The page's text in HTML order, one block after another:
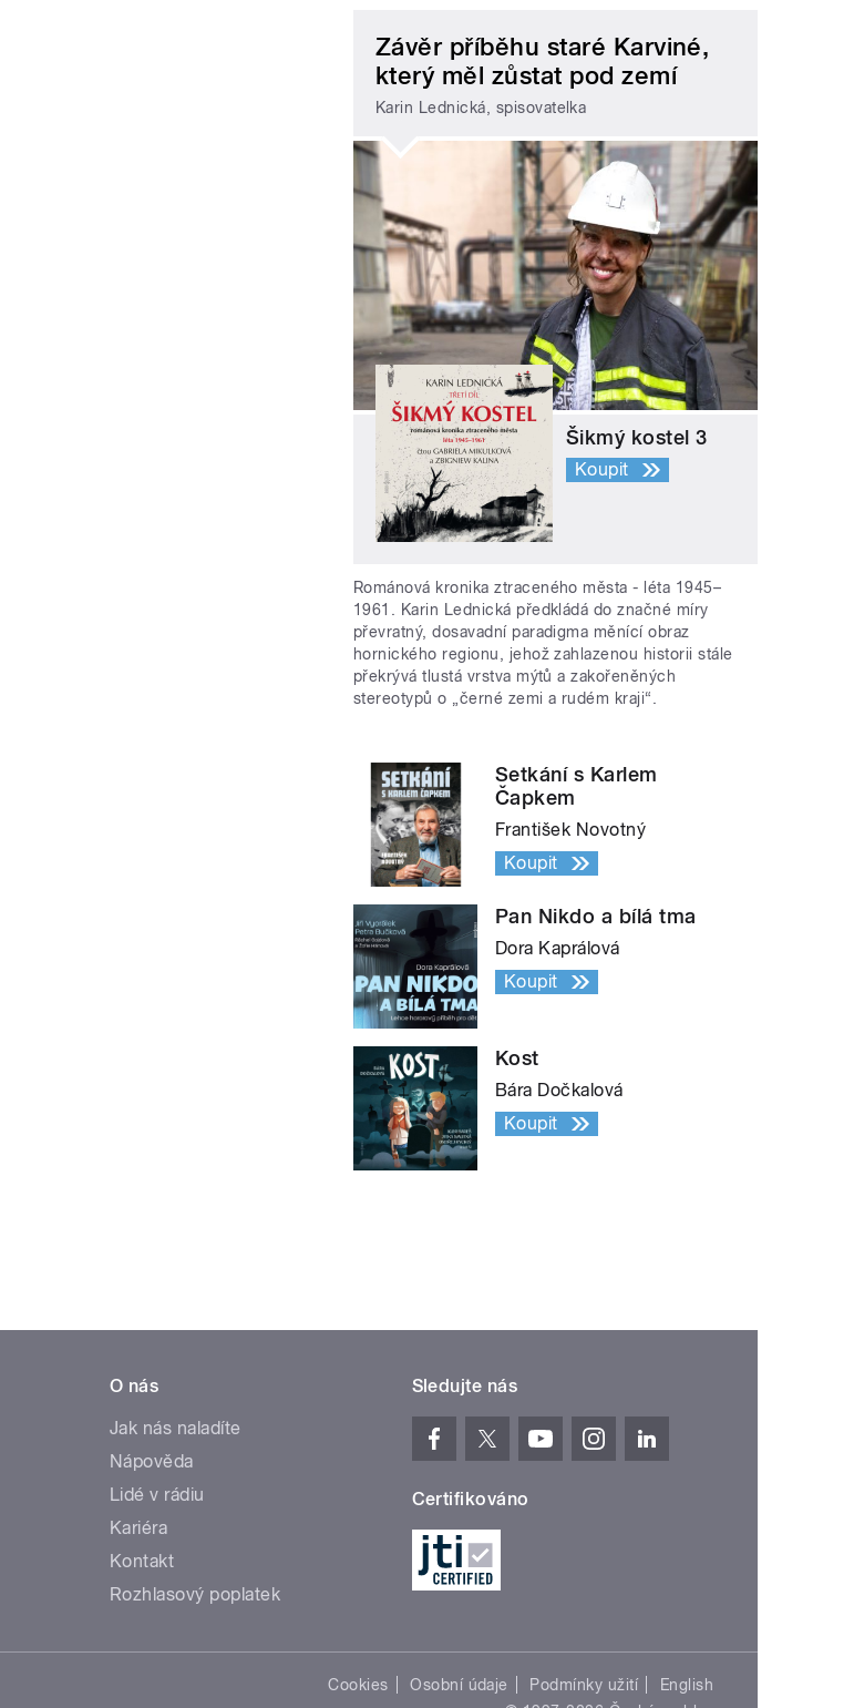
Závěr příběhu staré Karviné,
který měl zůstat pod zemí
Karin Lednická, spisovatelka
Šikmý kostel 3
Koupit
Románová kronika ztraceného města - léta 1945–
1961. Karin Lednická předkládá do značné míry
převratný, dosavadní paradigma měnící obraz
hornického regionu, jehož zahlazenou historii stále
překrývá tlustá vrstva mýtů a zakořeněných
stereotypů o „černé zemi a rudém kraji“.
Setkání s Karlem
Čapkem
František Novotný
Koupit
Pan Nikdo a bílá tma
Dora Kaprálová
Koupit
Kost
Bára Dočkalová
Koupit
O nás
Jak nás naladíte
Nápověda
Lidé v rádiu
Kariéra
Kontakt
Rozhlasový poplatek
Sledujte nás
Certifikováno
Cookies Osobní údaje Podmínky užití
English